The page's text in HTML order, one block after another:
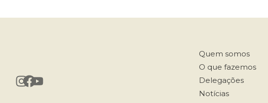
Quem somos
O que fazemos
Delegações
Notícias